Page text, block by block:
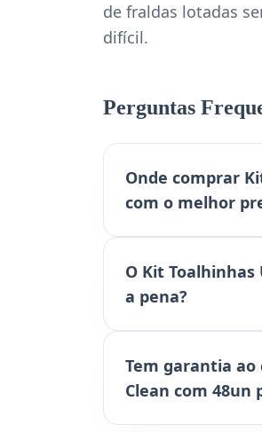
de fraldas lotadas
difícil.
Perguntas
Onde comprar
com o melhor
O Kit Toalhinhas
a pena?
Tem garantia ao
Clean com 48un